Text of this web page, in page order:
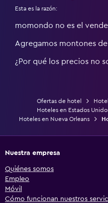
Esta es la razón:
momondo no es el
Agregamos montones
¿Por qué los precios no
Ofertas de hotel
Hoteles en Estados
Hoteles en Nueva Orleans
Nuestra empresa
Quiénes somos
Empleo
Móvil
Cómo funcionan nuestros